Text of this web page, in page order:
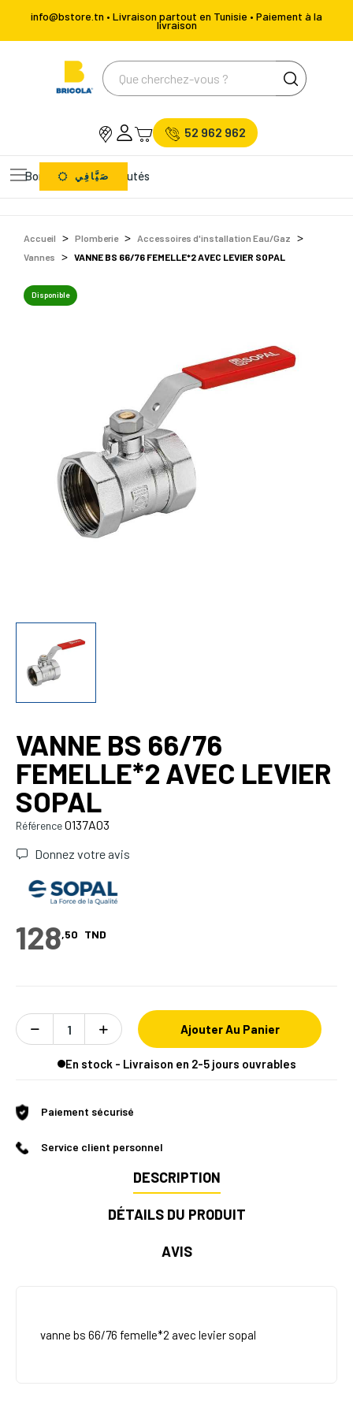
info@bstore.tn • Livraison partout en Tunisie • Paiement à la
livraison
52 962 962
Bons Plans Nouveautés
صَيَّافِي
Accueil Plomberie
Accessoires d'installation Eau/Gaz
Vannes
VANNE BS 66/76 FEMELLE*2 AVEC LEVIER SOPAL
Disponible
VANNE BS 66/76
FEMELLE*2 AVEC LEVIER
SOPAL
Référence0137A03
Donnez votre avis
128,50 TND
Ajouter Au Panier
En stock - Livraison en 2-5 jours ouvrables
Paiement sécurisé
Service client personnel
DESCRIPTION
DÉTAILS DU PRODUIT
AVIS
vanne bs 66/76 femelle*2 avec levier sopal